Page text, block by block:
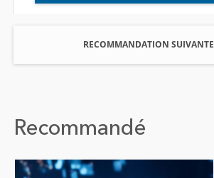
RECOMMANDATION SUIVANTE
Recommandé